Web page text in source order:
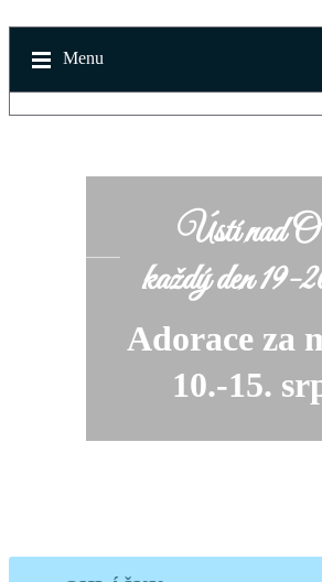
Menu
Ústí nad
každý den 19-
Adorace za
10.-15.